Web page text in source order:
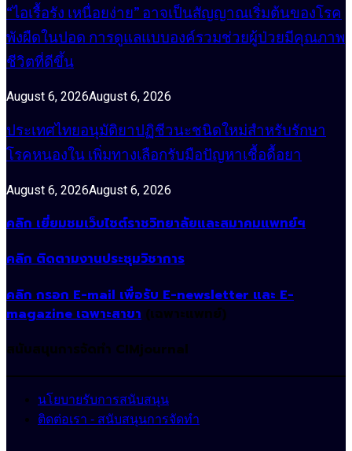
“ไอเรื้อรัง เหนื่อยง่าย” อาจเป็นสัญญาณเริ่มต้นของโรค
พังผืดในปอด การดูแลแบบองค์รวมช่วยผู้ป่วยมีคุณภาพ
ชีวิตที่ดีขึ้น
August 6, 2026August 6, 2026
ประเทศไทยอนุมัติยาปฏิชีวนะชนิดใหม่สำหรับรักษา
โรคหนองใน เพิ่มทางเลือกรับมือปัญหาเชื้อดื้อยา
August 6, 2026August 6, 2026
คลิก เยี่ยมชมเว็บไซต์ราชวิทยาลัยและสมาคมแพทย์ฯ
คลิก ติดตามงานประชุมวิชาการ
คลิก กรอก E-mail เพื่อรับ E-newsletter และ E-
magazine เฉพาะสาขา (เฉพาะแพทย์)
สนับสนุนการจัดทำ CIMjournal
นโยบายรับการสนับสนุน
ติดต่อเรา - สนับสนุนการจัดทำ